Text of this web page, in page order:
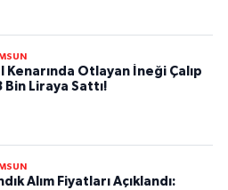
Kenarında Otlayan İneği Çalıp
Bin Liraya Sattı!
Alım Fiyatları Açıklandı: